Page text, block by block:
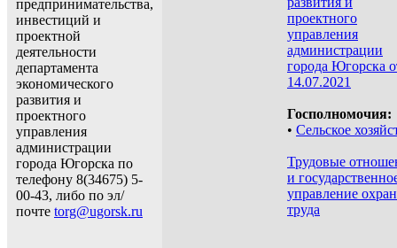
предпринимательства,
инвестиций и
проектной
деятельности
департамента
экономического
развития и
проектного
управления
администрации
города Югорска по
телефону 8(34675) 5-
00-43, либо по эл/
почте torg@ugorsk.ru
проектного
управления
администрации
города Югорска
14.07.2021
Госполномочия:
• Сельское
Трудовые
и
управление
труда